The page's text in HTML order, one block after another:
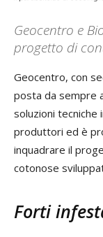
Geocentro e
progetto di
Geocentro, con
posta da sempre
soluzioni tecniche
produttori ed è
inquadrare il
cotonose
Forti